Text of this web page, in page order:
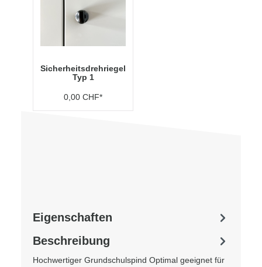
Sicherheitsdrehriegel
Typ 1
0,00 CHF*
Beschreibung
Hochwertiger Grundschulspind Optimal geeignet für
Eigenschaften